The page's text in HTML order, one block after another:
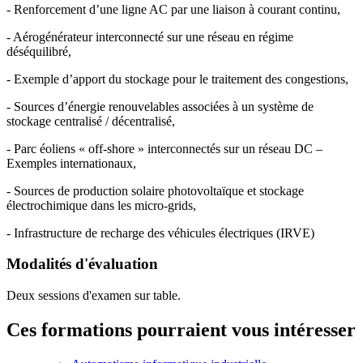
- Renforcement d’une ligne AC par une liaison à courant continu,
- Aérogénérateur interconnecté sur une réseau en régime
déséquilibré,
- Exemple d’apport du stockage pour le traitement des congestions,
- Sources d’énergie renouvelables associées à un système de
stockage centralisé / décentralisé,
- Parc éoliens « off-shore » interconnectés sur un réseau DC –
Exemples internationaux,
- Sources de production solaire photovoltaïque et stockage
électrochimique dans les micro-grids,
- Infrastructure de recharge des véhicules électriques (IRVE)
Modalités d'évaluation
Deux sessions d'examen sur table.
Ces formations pourraient vous intéresser